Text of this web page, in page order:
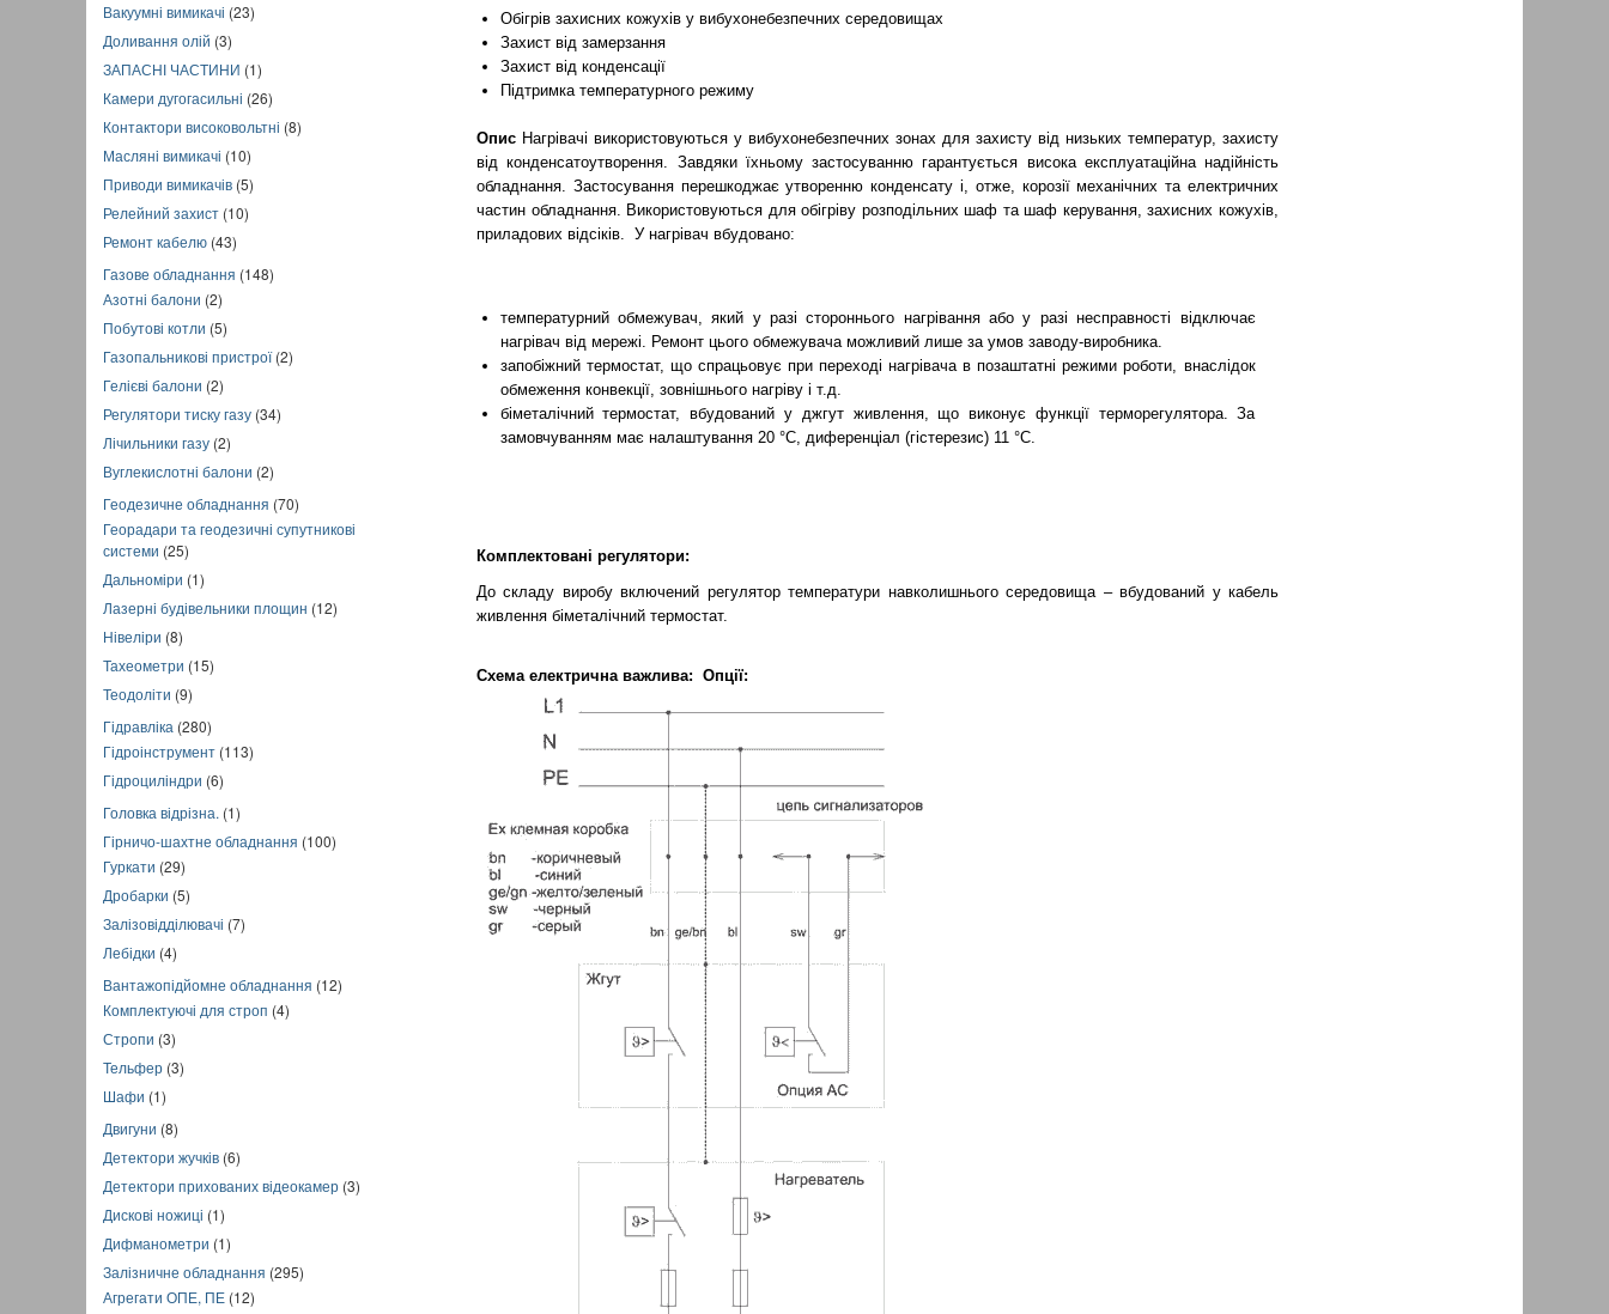
Вакуумні вимикачі (23)
Доливання олій (3)
ЗАПАСНІ ЧАСТИНИ (1)
Камери дугогасильні (26)
Контактори високовольтні (8)
Масляні вимикачі (10)
Приводи вимикачів (5)
Релейний захист (10)
Ремонт кабелю (43)
Газове обладнання (148)
Азотні балони (2)
Побутові котли (5)
Газопальникові пристрої(2)
Гелієві балони (2)
Регулятори тиску газу (34)
Лічильники газу (2)
Вуглекислотні балони (2)
Геодезичне обладнання (70)
Георадари та геодезичні супутникові
системи (25)
Дальноміри (1)
Лазерні будівельники площин (12)
Нівеліри (8)
Тахеометри (15)
Теодоліти (9)
Гідравліка (280)
Гідроінструмент (113)
Гідроциліндри (6)
Головка відрізна. (1)
Гірничо-шахтне обладнання (100)
Гуркати (29)
Дробарки (5)
Залізовідділювачі (7)
Лебідки (4)
Вантажопідйомне обладнання (12)
Комплектуючі для строп (4)
Стропи (3)
Тельфер (3)
Шафи (1)
Двигуни (8)
Детектори жучків (6)
Детектори прихованих відеокамер (3)
Дискові ножиці (1)
Дифманометри (1)
Залізничне обладнання (295)
Агрегати ОПЕ, ПЕ (12)
Обігрів захисних кожухів у вибухонебезпечних середовищах
Захист від замерзання
Захист від конденсації
Підтримка температурного режиму
Опис Нагрівачі використовуються у вибухонебезпечних зонах для захисту від низьких температур, захисту
від конденсатоутворення. Завдяки їхньому застосуванню гарантується висока експлуатаційна надійність
обладнання. Застосування перешкоджає утворенню конденсату і, отже, корозії механічних та електричних
частин обладнання. Використовуються для обігріву розподільних шаф та шаф керування, захисних кожухів,
приладових відсіків. У нагрівач вбудовано:
температурний обмежувач, який у разі стороннього нагрівання або у разі несправності відключає
нагрівач від мережі. Ремонт цього обмежувача можливий лише за умов заводу-виробника.
запобіжний термостат, що спрацьовує при переході нагрівача в позаштатні режими роботи, внаслідок
обмеження конвекції, зовнішнього нагріву і т.д.
біметалічний термостат, вбудований у джгут живлення, що виконує функції терморегулятора. За
замовчуванням має налаштування 20 °С, диференціал (гістерезис) 11 °С.
Комплектовані регулятори:
До складу виробу включений регулятор температури навколишнього середовища – вбудований у кабель
живлення біметалічний термостат.
Схема електрична важлива: Опції: